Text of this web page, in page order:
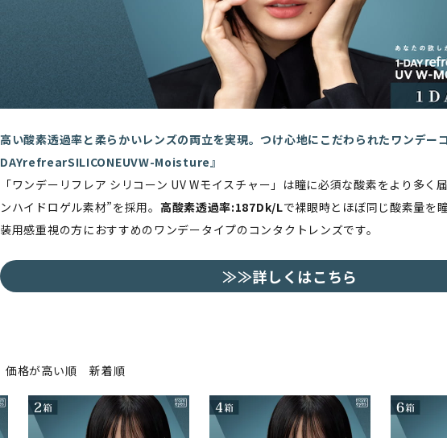
高い酸素透過率と柔らかいレンズの両立を実現。つけ心地にこだわられたワンデー
DAYrefrearSILICONEUVW-Moisture』
「ワンデーリフレア シリコーン UV Wモイスチャー」は瞳に必須な酸素をより多く
ンハイドロゲル素材”を採用。 高酸素透過率:187Dk/Lで裸眼時とほぼ同じ酸素量を
装用感重視の方におすすめのワンデータイプのコンタクトレンズです。
≫≫詳しくはこちら
価格が高い順 新着順